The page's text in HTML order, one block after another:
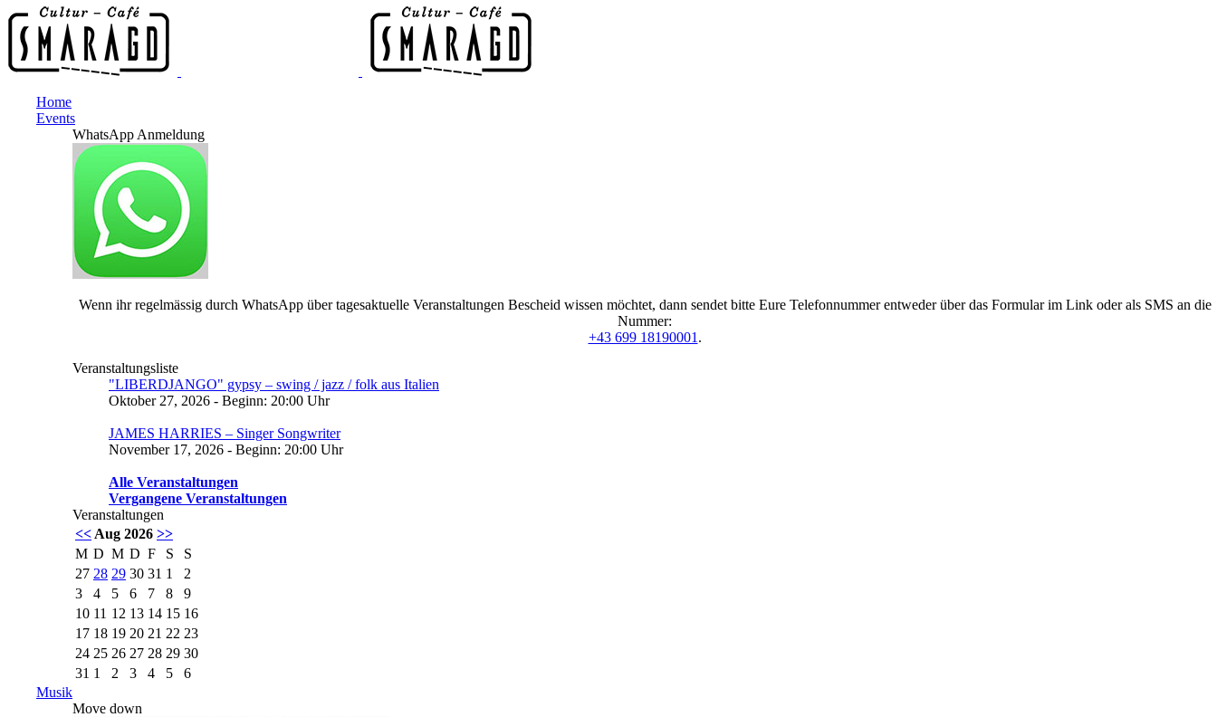
Home
Events
WhatsApp Anmeldung
Wenn ihr regelmässig durch WhatsApp über tagesaktuelle Veranstaltungen Bescheid wissen möchtet, dann sendet bitte Eure Telefonnummer entweder über das Formular im Link oder als SMS an die
Nummer:
+43 699 18190001 .
Veranstaltungsliste
"LIBERDJANGO" gypsy – swing / jazz / folk aus Italien
Oktober 27, 2026 - Beginn: 20:00 Uhr
JAMES HARRIES – Singer Songwriter
November 17, 2026 - Beginn: 20:00 Uhr
Alle Veranstaltungen
Vergangene Veranstaltungen
Veranstaltungen
<< Aug 2026 >>
M D M D F S
S
27 28 29 30 31 1
2
3
4 5 6 7 8
9
10 11 12 13 14 15 16
17 18 19 20 21 22 23
24 25 26 27 28 29 30
31 1 2 3 4 5
6
Musik
Move down